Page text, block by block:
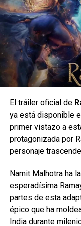
https://youtu.be/
indiscutible del
Esto da lugar a un
mientras los
Ruby se adaptan a
El reparto incluye a
Oberon”), Kevin
Gillan (“Ruby
Madison Iseman
(“Martha Kaply”).
El tráiler oficial de
ya está disponible
primer vistazo a
protagonizada por
personaje
Namit Malhotra ha
esperadísima
partes de esta
épico que ha
India durante